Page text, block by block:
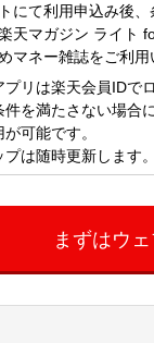
にて利用申込み後
天マガジン ライト
マネー雑誌をご利
プリは楽天会員IDで
件を満たさない場合
可能です。
プは随時更新します
まずはウ